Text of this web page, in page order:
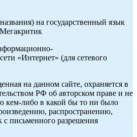
на государственный язык
«Интернет» (для сетевого
на данном сайте, охраняется в
РФ об авторском праве и не
кем-либо в какой бы то ни было
распространению,
с письменного разрешения